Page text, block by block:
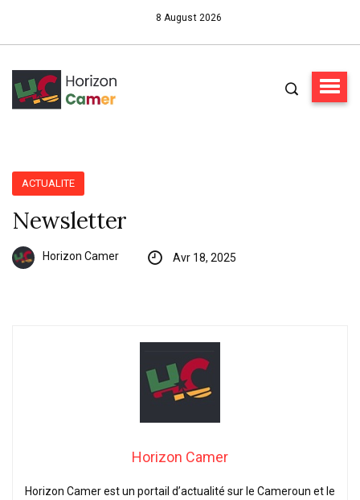
8 August 2026
ACTUALITE
Newsletter
Horizon Camer Avr 18, 2025
Horizon Camer
Horizon Camer est un portail d’actualité sur le Cameroun et le